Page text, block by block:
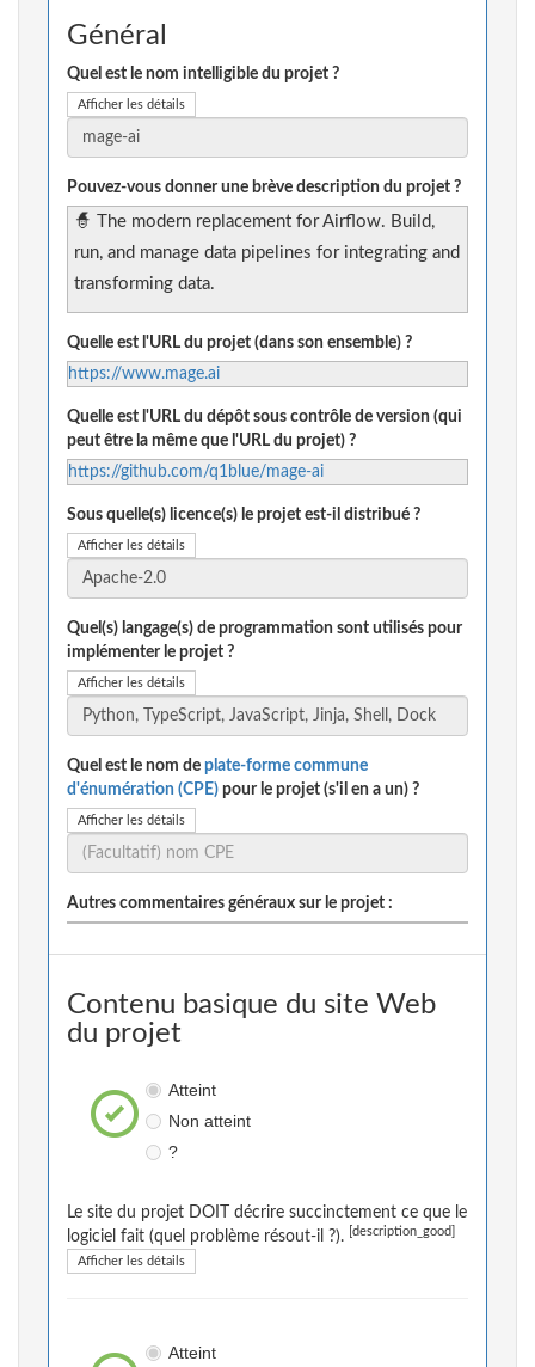
Général
Quel est le nom intelligible du projet ?
Afficher les détails
Pouvez-vous donner une brève description du projet ?
🧙 The modern replacement for Airflow. Build,
run, and manage data pipelines for integrating and
transforming data.
Quelle est l'URL du projet (dans son ensemble) ?
https://www.mage.ai
Quelle est l'URL du dépôt sous contrôle de version (qui
peut être la même que l'URL du projet) ?
https://github.com/q1blue/mage-ai
Sous quelle(s) licence(s) le projet est-il distribué ?
Afficher les détails
Quel(s) langage(s) de programmation sont utilisés pour
implémenter le projet ?
Afficher les détails
Quel est le nom de plate-forme commune
d'énumération (CPE) pour le projet (s'il en a un) ?
Afficher les détails
Autres commentaires généraux sur le projet :
Contenu basique du site Web
du projet
Atteint
Non atteint
?
Le site du projet DOIT décrire succinctement ce que le
logiciel fait (quel problème résout-il ?).
[description_good]
Afficher les détails
Atteint